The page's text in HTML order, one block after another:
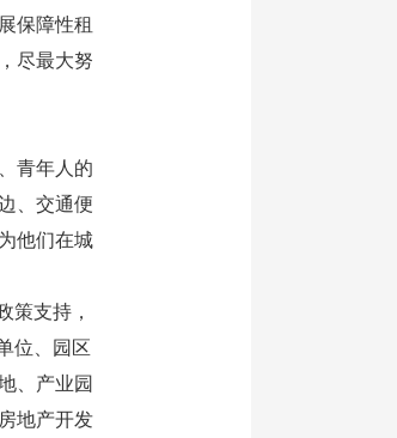
保障性租
尽最大努
青年人的
、交通便
他们在城
支持，
位、园区
、产业园
地产开发